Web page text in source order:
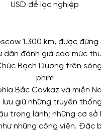
USD để lạc nghiệp
1.300 km, được
đánh giá cao mức
Bạch Dương trên
phim
Bắc Cavkaz và miền
giữ những truyền
trong lành; những cơ
những công viên. Đặc